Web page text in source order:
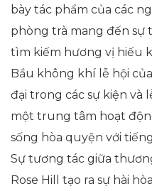
bày tác phẩm của các
phòng trà mang đến sự
tìm kiếm hương vị hiếu
Bầu không khí lễ hội
đại trong các sự kiện và
một trung tâm hoạt
sống hòa quyện với
Sự tương tác giữa
Rose Hill tạo ra sự hài